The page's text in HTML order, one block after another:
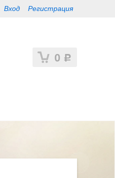
Вход Регистрация
0 Р